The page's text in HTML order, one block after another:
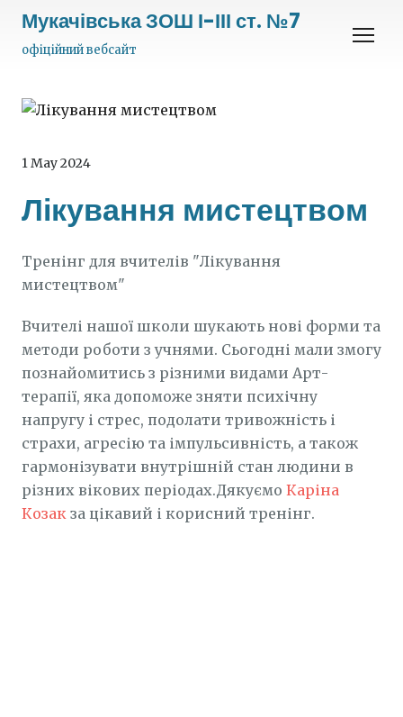
Мукачівська ЗОШ І-ІІІ ст. №7
офіційний вебсайт
1 May 2024
Лікування мистецтвом
Тренінг для вчителів "Лікування
мистецтвом"
Вчителі нашої школи шукають нові форми та
методи роботи з учнями. Сьогодні мали змогу
познайомитись з різними видами Арт-
терапії, яка допоможе зняти психічну
напругу і стрес, подолати тривожність і
страхи, агресію та імпульсивність, а також
гармонізувати внутрішній стан людини в
різних вікових періодах.Дякуємо Каріна
Козак за цікавий і корисний тренінг.